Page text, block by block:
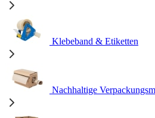
Klebeband & Etiketten
Nachhaltige